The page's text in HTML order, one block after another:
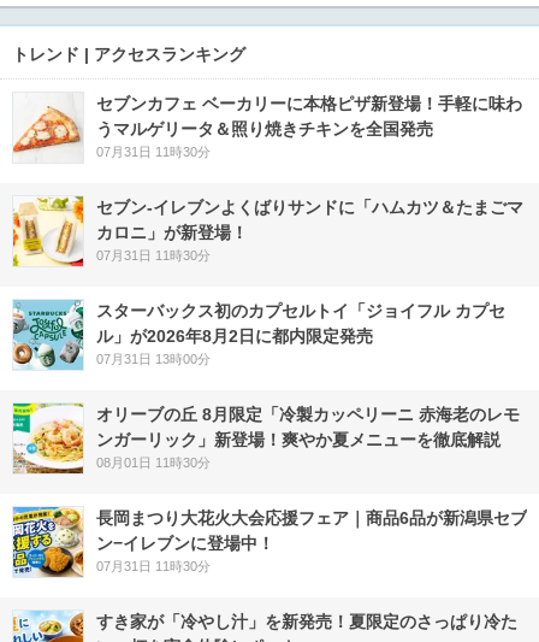
トレンド | アクセスランキング
セブンカフェ ベーカリーに本格ピザ新登場！手軽に味わ
うマルゲリータ＆照り焼きチキンを全国発売
07月31日 11時30分
セブン‐イレブンよくばりサンドに「ハムカツ＆たまごマ
カロニ」が新登場！
07月31日 11時30分
スターバックス初のカプセルトイ「ジョイフル カプセ
ル」が2026年8月2日に都内限定発売
07月31日 13時00分
オリーブの丘 8月限定「冷製カッペリーニ 赤海老のレモ
ンガーリック」新登場！爽やか夏メニューを徹底解説
08月01日 11時30分
長岡まつり大花火大会応援フェア｜商品6品が新潟県セブ
ン−イレブンに登場中！
07月31日 11時30分
すき家が「冷やし汁」を新発売！夏限定のさっぱり冷た